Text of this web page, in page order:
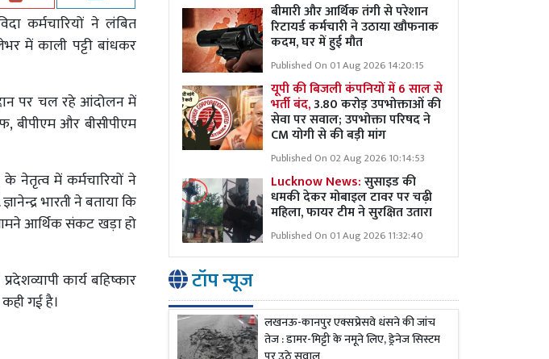
कर्मचारियों ने लंबित
में काली पट्टी बांधकर
पर चल रहे आंदोलन में
बीपीएम और बीसीपीएम
के नेतृत्व में कर्मचारियों ने
भारती ने बताया कि
आर्थिक संकट खड़ा हो
कार्य बहिष्कार
गई है।
बीमारी और आर्थिक तंगी से परेशान
रिटायर्ड कर्मचारी ने उठाया खौफनाक
कदम, घर में हुई मौत
Published On 01 Aug 2026 14:20:15
यूपी की बिजली कंपनियों में 6 साल से
भर्ती बंद,3.80 करोड़ उपभोक्ताओं की
सेवा पर सवाल; उपभोक्ता परिषद ने
CM योगी से की बड़ी मांग
Published On 02 Aug 2026 10:14:53
Lucknow News:सुसाइड की
धमकी देकर मोबाइल टावर पर चढ़ी
महिला, फायर टीम ने सुरक्षित उतारा
Published On 01 Aug 2026 11:32:40
टॉप न्यूज
लखनऊ-कानपुर एक्सप्रेसवे धंसने की जांच
तेज : डामर-मिट्टी के नमूने लिए, ड्रेनेज सिस्टम